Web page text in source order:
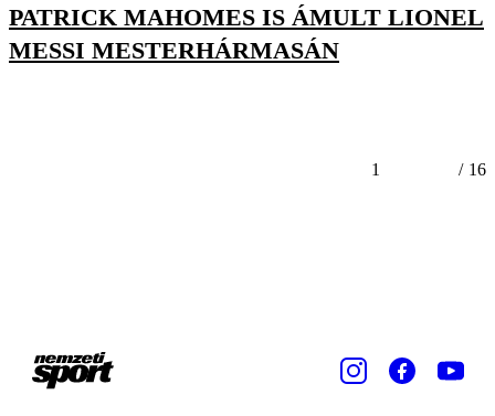
PATRICK MAHOMES IS ÁMULT LIONEL
MESSI MESTERHÁRMASÁN
1 / 16